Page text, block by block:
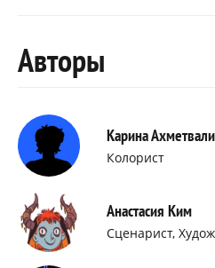
Авторы
Карина
Колорист
Анастасия Ким
Сценарист,